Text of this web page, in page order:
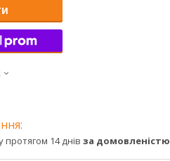
14 днів за домовленістю